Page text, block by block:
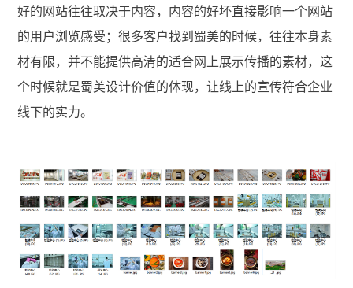
好的网站往往取决于内容，内容的好坏直接影响一个网站
的用户浏览感受；很多客户找到蜀美的时候，往往本身素
材有限，并不能提供高清的适合网上展示传播的素材，这
个时候就是蜀美设计价值的体现，让线上的宣传符合企业
线下的实力。